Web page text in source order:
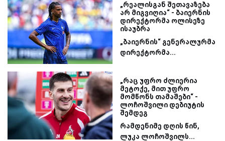
„რეალისგან შეთავაზება
არ მიგვიღია“ - ბაიერნის
დირექტორმა ოლისეზე
ისაუბრა
„ბაიერნის“ გენერალურმა
დირექტორმა...
„რაც უფრო ძლიერია
მეტოქე, მით უფრო
მომწონს თამაშები“ -
ლოჩოშვილი დებიუტის
შემდეგ
რამდენიმე დღის წინ,
ლუკა ლოჩოშვილს...